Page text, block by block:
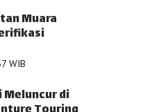
Muara
WIB
Meluncur di